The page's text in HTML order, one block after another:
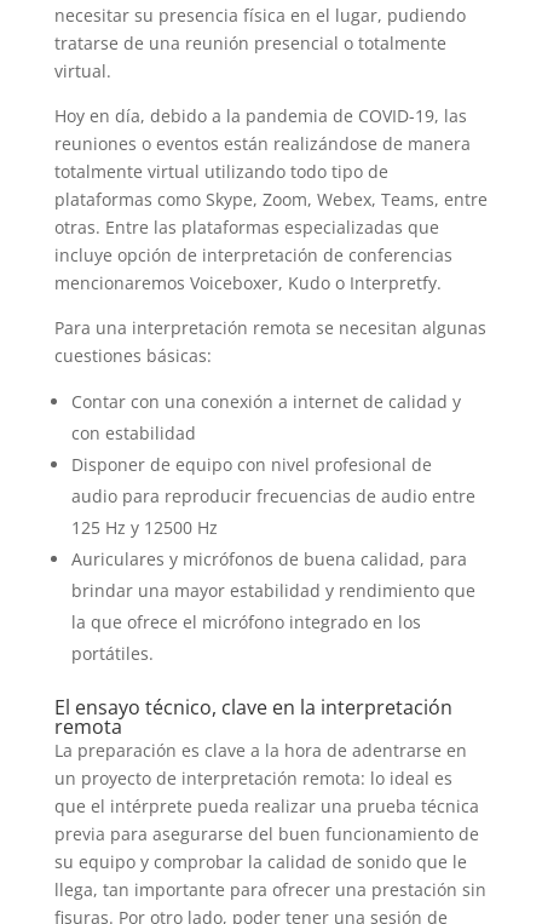
necesitar su presencia física en el lugar, pudiendo
tratarse de una reunión presencial o totalmente
virtual.
Hoy en día, debido a la pandemia de COVID-19, las
reuniones o eventos están realizándose de manera
totalmente virtual utilizando todo tipo de
plataformas como Skype, Zoom, Webex, Teams, entre
otras. Entre las plataformas especializadas que
incluye opción de interpretación de conferencias
mencionaremos Voiceboxer, Kudo o Interpretfy.
Para una interpretación remota se necesitan algunas
cuestiones básicas:
Contar con una conexión a internet de calidad y
con estabilidad
Disponer de equipo con nivel profesional de
audio para reproducir frecuencias de audio entre
125 Hz y 12500 Hz
Auriculares y micrófonos de buena calidad, para
brindar una mayor estabilidad y rendimiento que
la que ofrece el micrófono integrado en los
portátiles.
El ensayo técnico, clave en la interpretación
remota
La preparación es clave a la hora de adentrarse en
un proyecto de interpretación remota: lo ideal es
que el intérprete pueda realizar una prueba técnica
previa para asegurarse del buen funcionamiento de
su equipo y comprobar la calidad de sonido que le
llega, tan importante para ofrecer una prestación sin
fisuras. Por otro lado, poder tener una sesión de